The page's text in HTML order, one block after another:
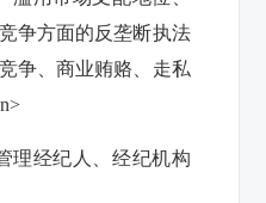
争方面的反垄断执法
争、商业贿赂、走私
理经纪人、经纪机构